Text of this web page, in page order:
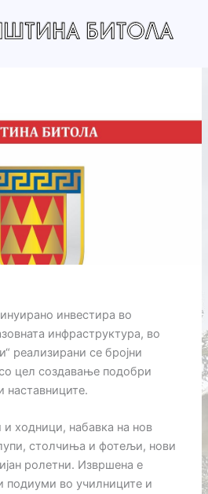
инвестира во
инфраструктура, во
реализирани се бројни
цел создавање подобри
наставниците.
и ходници, набавка на нов
столчиња и фотељи, нови
ролетни. Извршена е
подиуми во училниците и